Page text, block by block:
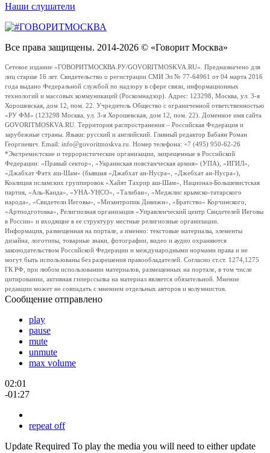
Наши слушатели
Все права защищены. 2014-2026 © «Говорит Москва»
Сетевое издание «ГОВОРИТМОСКВА.РУ/GOVORITMOSKVA.RU». Предназначено для
лиц старше 16 лет. Свидетельство о регистрации СМИ Эл № 77-64961 от 04 марта 2016
года выдано Федеральной службой по надзору в сфере связи, информационных
технологий и массовых коммуникаций (Роскомнадзор). Адрес: 123298, Москва, ул. 3-я
Хорошевская, дом 12, пом. 22. Учредитель Общество с ограниченной ответственностью
«РУ ФМ» (123298 Москва, ул. 3-я Хорошевская, дом 12, пом. 22). Доменное имя сайта
GOVORITMOSKVA.RU. Территория распространения – Российская Федерация и
зарубежные страны. Языки: русский и английский. Главный редактор Бабаян Роман
Георгиевич. Email: info@govoritmoskva.ru. Номер телефона: +7 (495) 950-62-26
*Экстремистские и террористические организации, запрещенные в Российской
Федерации: «Правый сектор», «Украинская повстанческая армия» (УПА), «ИГИЛ»,
«Джабхат Фатх аш-Шам» (бывшая «Джабхат ан-Нусра», «Джебхат ан-Нусра»),
Коалиция исламских группировок «Хайят Тахрир аш-Шам», Национал-Большевистская
партия, «Аль-Каида», «УНА-УНСО», «Талибан», «Меджлис крымско-татарского
народа», «Свидетели Иеговы», «Мизантропик Дивижн», «Братство» Корчинского,
«Артподготовка», Религиозная организация «Управленческий центр Свидетелей Иеговы
в России» и входящие в ее структуру местные религиозные организации.
Информация, размещенная на портале, а именно: текстовые материалы, элементы
дизайна, логотипы, товарные знаки, фотографии, видео и аудио охраняются
законодательством Российской Федерации и международными нормами права и не
могут быть использованы без разрешения правообладателей. Согласно ст.ст. 1274,1275
ГК РФ, при любом использовании материалов, размещенных на портале, в том числе
цитировании, активная гиперссылка на материал является обязательной. Мнение
редакции может не совпадать с мнением отдельных авторов и колумнистов.
Сообщение отправлено
play
pause
mute
unmute
max volume
02:01
-01:27
repeat off
Update Required To play the media you will need to either update